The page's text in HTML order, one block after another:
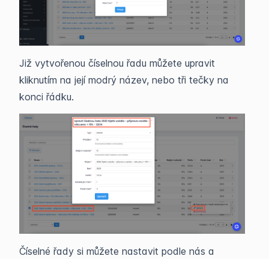
Již vytvořenou číselnou řadu můžete upravit
kliknutím na její modrý název, nebo tři tečky na
konci řádku.
Číselné řady si můžete nastavit podle nás a